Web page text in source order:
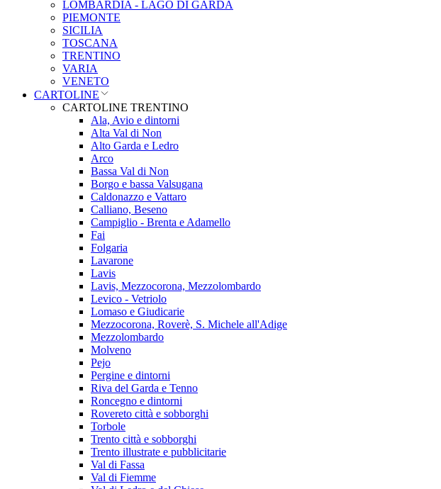
LOMBARDIA - LAGO DI GARDA
PIEMONTE
SICILIA
TOSCANA
TRENTINO
VARIA
VENETO
CARTOLINE
CARTOLINE TRENTINO
Ala, Avio e dintorni
Alta Val di Non
Alto Garda e Ledro
Arco
Bassa Val di Non
Borgo e bassa Valsugana
Caldonazzo e Vattaro
Calliano, Beseno
Campiglio - Brenta e Adamello
Fai
Folgaria
Lavarone
Lavis
Lavis, Mezzocorona, Mezzolombardo
Levico - Vetriolo
Lomaso e Giudicarie
Mezzocorona, Roverè, S. Michele all'Adige
Mezzolombardo
Molveno
Pejo
Pergine e dintorni
Riva del Garda e Tenno
Roncegno e dintorni
Rovereto città e sobborghi
Torbole
Trento città e sobborghi
Trento illustrate e pubblicitarie
Val di Fassa
Val di Fiemme